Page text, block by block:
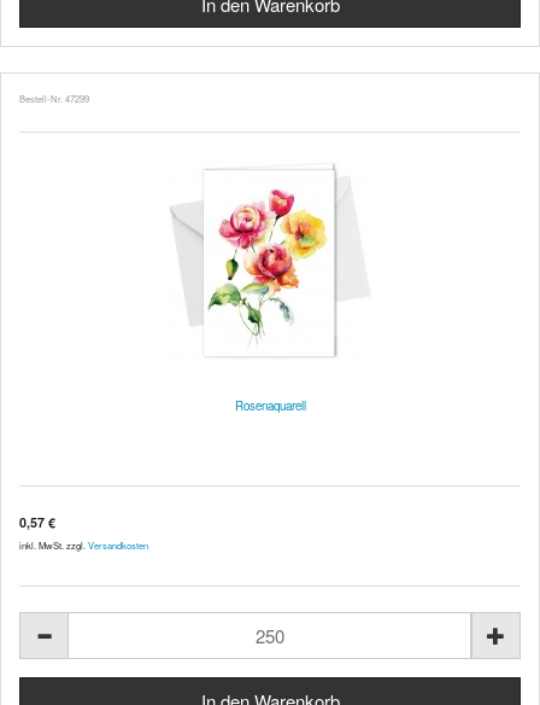
Bestell-Nr. 47299
Rosenaquarell
0,57 €
inkl. MwSt. zzgl. Versandkosten